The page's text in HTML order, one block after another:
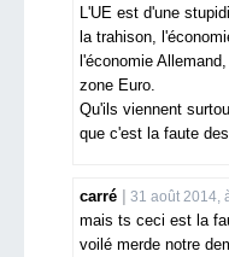
L'UE est d'une
la trahison,
l'économie
zone Euro.
Qu'ils viennent
que c'est la faute
carré 31 août 2014,
mais ts ceci est la
voilé merde notre